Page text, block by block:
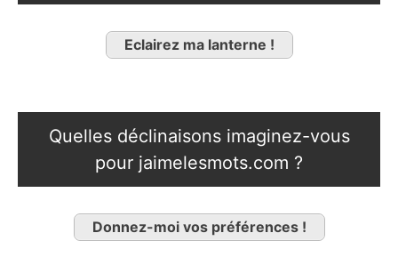
Eclairez ma lanterne !
Quelles déclinaisons imaginez-vous
pour jaimelesmots.com ?
Donnez-moi vos préférences !